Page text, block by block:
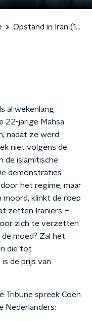
Opstand in Iran (15 oktober 2022)
al wekenlang
22-jarige Mahsa
nadat ze werd
niet volgens de
de islamitische
demonstraties
het regime, maar
moord, klinkt de roep
zetten Iraniërs –
zich te verzetten
moed? Zal het
die tot
de prijs van
Tribune spreek Coen
Nederlanders: